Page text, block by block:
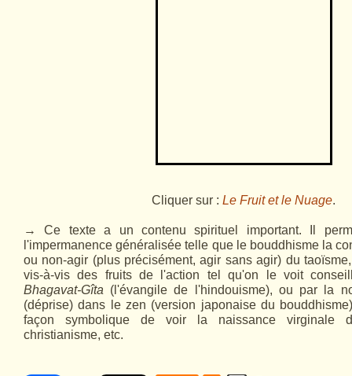
Cliquer sur : Le Fruit et le Nuage.
→ Ce texte a un contenu spirituel important. Il
l'impermanence généralisée telle que le bouddhisme la
ou non-agir (plus précisément, agir sans agir) du
vis-à-vis des fruits de l'action tel qu'on le voit
Bhagavat-Gîta (l'évangile de l'hindouisme), ou par la
(déprise) dans le zen (version japonaise du
façon symbolique de voir la naissance virginale
christianisme, etc.